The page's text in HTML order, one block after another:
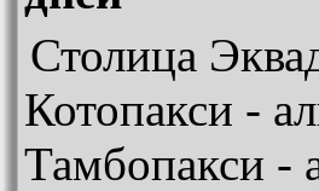
Столица
Котопакси -
Тамбопакси -